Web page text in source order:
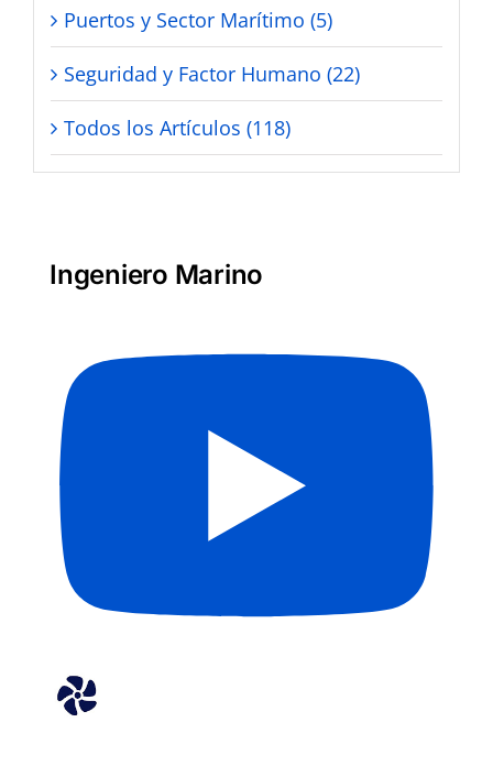
Puertos y Sector Marítimo (5)
Seguridad y Factor Humano (22)
Todos los Artículos (118)
Ingeniero Marino